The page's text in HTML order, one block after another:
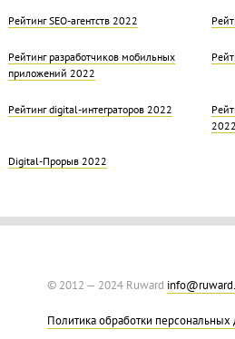
Рейтинг SEO-агентств 2022
Рейтинг разработчиков мобильных
приложений 2022
Рейтинг digital-интеграторов 2022
2022
Digital-Прорыв 2022
© 2012 — 2024 Ruward
Политика обработки персональных